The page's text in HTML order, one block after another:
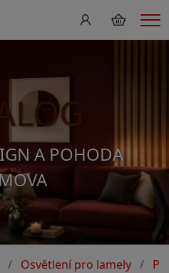
A POHODA
Osvětlení pro lamely